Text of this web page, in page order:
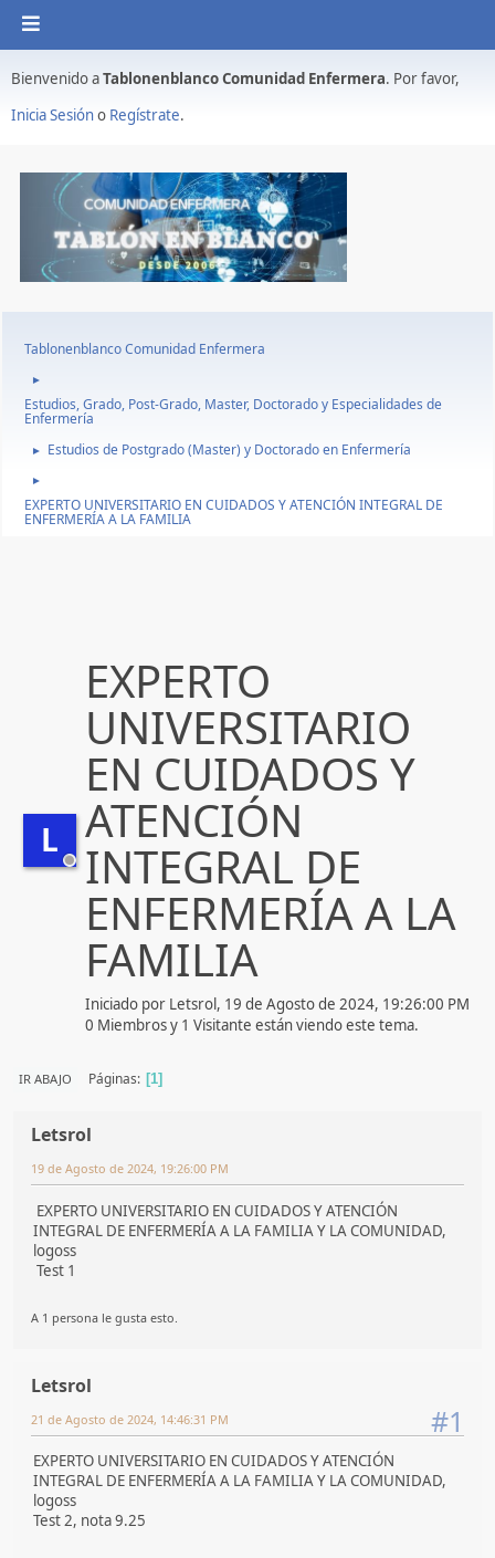
Bienvenido aTablonenblanco Comunidad Enfermera. Por favor,
Inicia Sesióno Regístrate.
Tablonenblanco Comunidad Enfermera
►
Estudios, Grado, Post-Grado, Master, Doctorado y Especialidades de
Enfermería
► Estudios de Postgrado (Master) y Doctorado en Enfermería
►
EXPERTO UNIVERSITARIO EN CUIDADOS Y ATENCIÓN INTEGRAL DE
ENFERMERÍA A LA FAMILIA
L
EXPERTO
UNIVERSITARIO
EN CUIDADOS Y
ATENCIÓN
INTEGRAL DE
ENFERMERÍA A LA
FAMILIA
Iniciado por Letsrol, 19 de Agosto de 2024, 19:26:00 PM
0 Miembros y 1 Visitante están viendo este tema.
IR ABAJO Páginas 1
Letsrol
19 de Agosto de 2024, 19:26:00 PM
EXPERTO UNIVERSITARIO EN CUIDADOS Y ATENCIÓN
INTEGRAL DE ENFERMERÍA A LA FAMILIA Y LA COMUNIDAD,
logoss
Test 1
A 1 persona le gusta esto.
Letsrol
#1
21 de Agosto de 2024, 14:46:31 PM
EXPERTO UNIVERSITARIO EN CUIDADOS Y ATENCIÓN
INTEGRAL DE ENFERMERÍA A LA FAMILIA Y LA COMUNIDAD,
logoss
Test 2, nota 9.25